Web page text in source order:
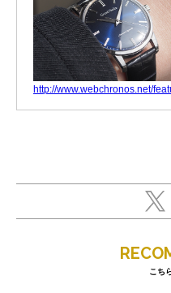
http://www.webchronos.net/
こち